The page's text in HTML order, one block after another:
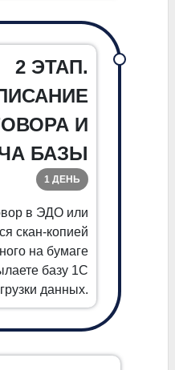
2 ЭТАП.
И
БАЗЫ
1 ДЕНЬ
в ЭДО или
скан-копией
на бумаге
базу 1С
данных.